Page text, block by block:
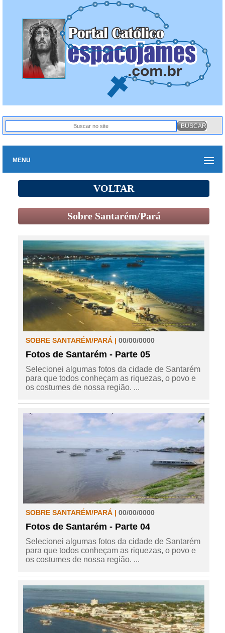
MENU
VOLTAR
Sobre Santarém/Pará
SOBRE SANTARÉM/PARÁ | 00/00/0000
Fotos de Santarém - Parte 05
Selecionei algumas fotos da cidade de Santarém
para que todos conheçam as riquezas, o povo e
os costumes de nossa região. ...
SOBRE SANTARÉM/PARÁ | 00/00/0000
Fotos de Santarém - Parte 04
Selecionei algumas fotos da cidade de Santarém
para que todos conheçam as riquezas, o povo e
os costumes de nossa região. ...